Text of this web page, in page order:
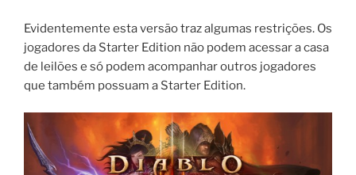
Evidentemente esta versão traz algumas restrições. Os
jogadores da Starter Edition não podem acessar a casa
de leilões e só podem acompanhar outros jogadores
que também possuam a Starter Edition.